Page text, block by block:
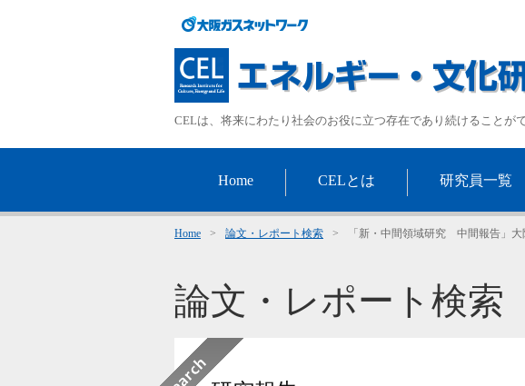
CELは、将来にわたり社会のお役に立つ存在であり続けることが
Home CELとは 研究員一覧
Home > 論文・レポート検索 > 「新・中間領域研究 中間報告」
論文・レポート検索